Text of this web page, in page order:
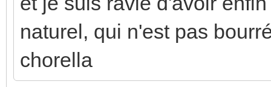
naturel, qui n'est pas
chorella